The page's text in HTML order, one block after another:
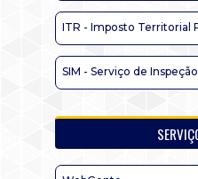
ITR - Imposto Territorial
SIM - Serviço de